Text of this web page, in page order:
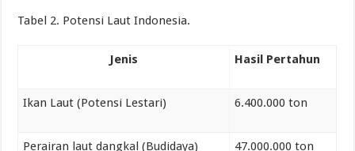
Tabel 2. Potensi Laut Indonesia.
Jenis Hasil Pertahun
Ikan Laut (Potensi Lestari) 6.400.000 ton
Perairan laut dangkal (Budidaya) 47.000.000 ton